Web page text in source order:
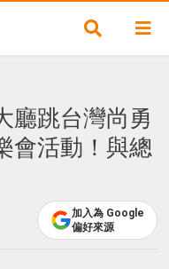
廳跳台灣尚勇
會活動！與總
加入為 Google
偏好來源